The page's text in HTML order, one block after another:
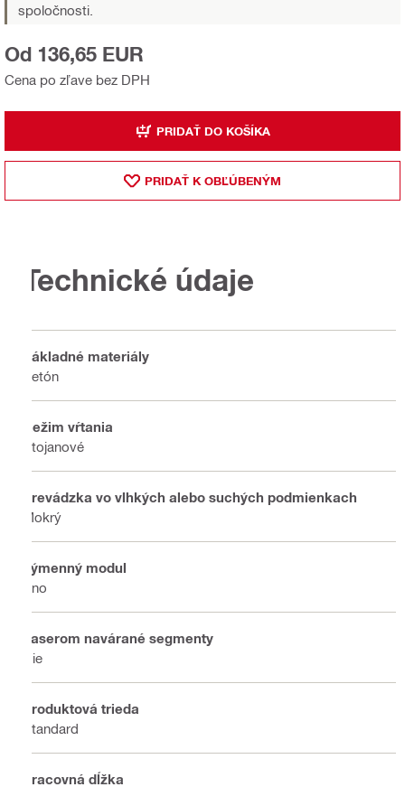
spoločnosti.
Cena po zľave bez DPH
Od 136,65 EUR
PRIDAŤ DO KOŠÍKA
PRIDAŤ K OBĽÚBENÝM
Technické údaje
Základné materiály
Betón
Režim vŕtania
Stojanové
Prevádzka vo vlhkých alebo suchých podmienkach
Mokrý
Výmenný modul
Áno
Laserom navárané segmenty
Nie
Produktová trieda
Standard
Pracovná dĺžka